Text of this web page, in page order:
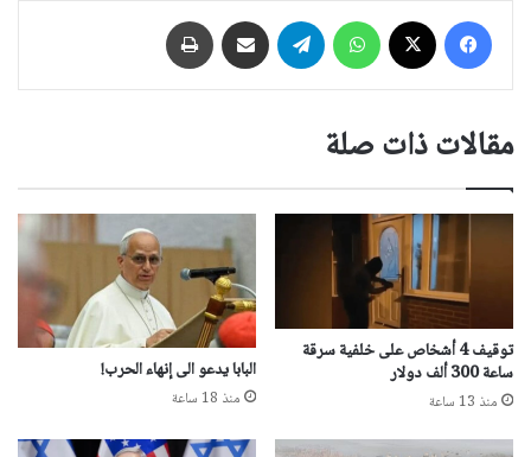
فيسبوك واتساب تيلقرام مشاركة عبر البريد
مقالات ذات صلة
توقيف 4 أشخاص على خلفية سرقة
ساعة 300 ألف دولار
منذ 13 ساعة
البابا يدعو الى إنهاء الحرب!
منذ 18 ساعة